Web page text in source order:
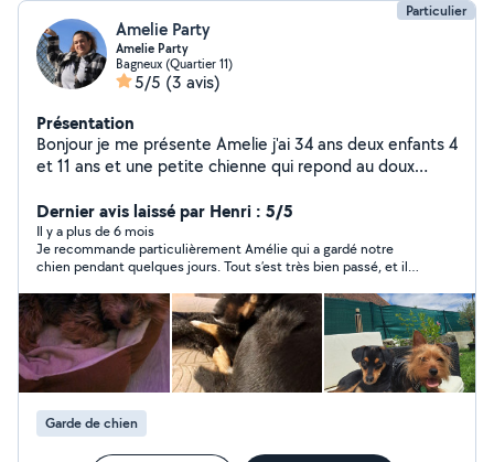
Particulier
Amelie Party
Amelie Party
Bagneux (Quartier 11)
5/5 (3 avis)
Présentation
Bonjour je me présente Amelie j'ai 34 ans deux enfants 4
et 11 ans et une petite chienne qui repond au doux
toutous à mon domicile. Ils doivent être vacciné,
identifier et OK enfants et congénères. Il y'a
régulièrement quelqu'un chez moi donc vos toutous ne
resterons jamais seul très longtemps. N'hésitez pas à
me contacter pour plus d'informations. Cordialement,
Amelie
Dernier avis laissé par Henri : 5/5
Il y a plus de 6 mois
Je recommande particulièrement Amélie qui a gardé notre
chien pendant quelques jours. Tout s’est très bien passé, et il
recommencer quand nous aurons besoin de quelqu’un pour le
garder en région parisienne.
Garde de chien